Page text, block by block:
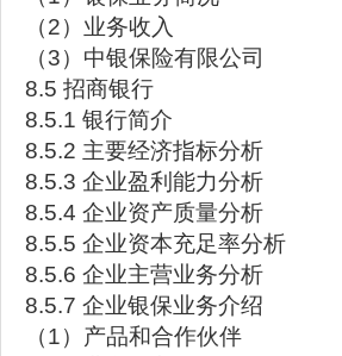
（2）业务收入
（3）中银保险有限公司
8.5 招商银行
8.5.1 银行简介
8.5.2 主要经济指标分析
8.5.3 企业盈利能力分析
8.5.4 企业资产质量分析
8.5.5 企业资本充足率分析
8.5.6 企业主营业务分析
8.5.7 企业银保业务介绍
（1）产品和合作伙伴